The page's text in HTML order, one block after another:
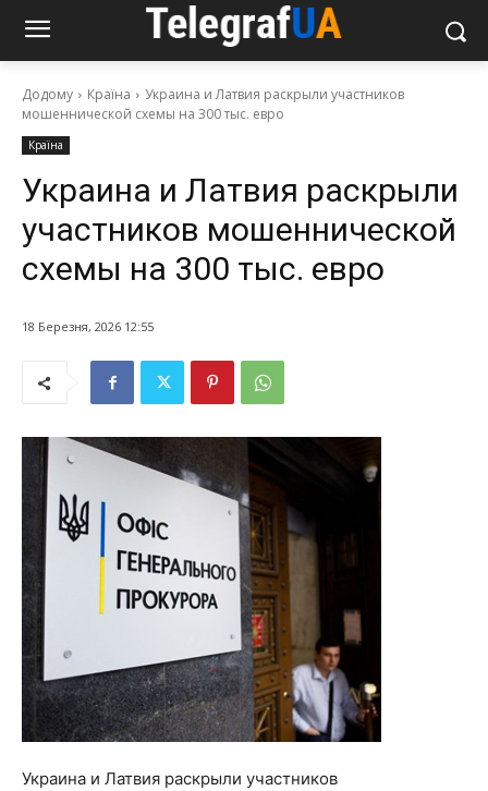
Додому Країна
Украина и Латвия раскрыли участников
мошеннической схемы на 300 тыс. евро
Країна
Украина и Латвия раскрыли
участников мошеннической
схемы на 300 тыс. евро
18 Березня, 2026 12:55
Украина и Латвия раскрыли участников